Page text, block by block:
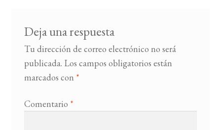
Deja una respuesta
Tu dirección de correo electrónico no será
publicada. Los campos obligatorios están
marcados con *
Comentario *